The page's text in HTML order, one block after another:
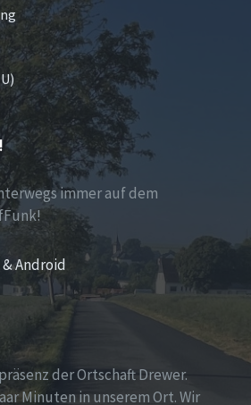
immer auf dem
Android
der Ortschaft Drewer.
Minuten in unserem Ort. Wir